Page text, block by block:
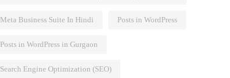
अपने Google My Business
कैसे पोस्ट करें?
Meta Business Suite In Hindi Posts in WordPress
Posts in WordPress in Gurgaon
Search Engine Optimization (SEO)